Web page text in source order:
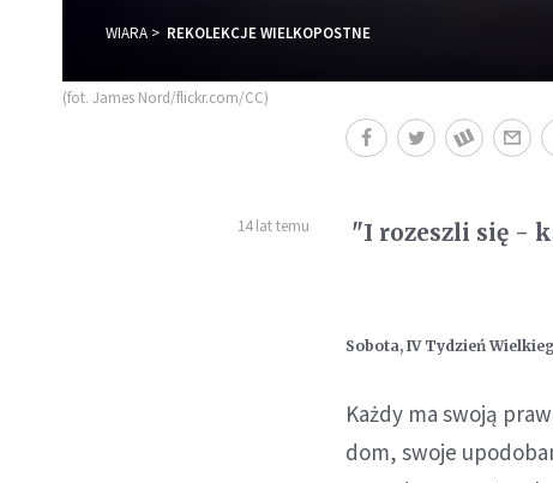
WIARA REKOLEKCJE WIELKOPOSTNE
(fot. James Nord/flickr.com/CC)
14 lat temu "I rozeszli się -
Sobota, IV Tydzień
Każdy ma swoją
dom, swoje